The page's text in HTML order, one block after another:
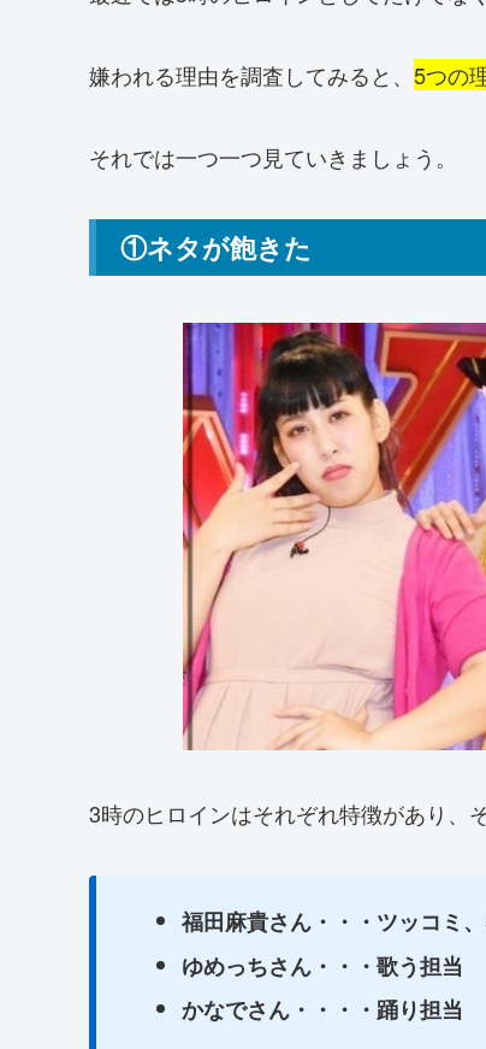
嫌われる理由を調査してみると、 5つの
それでは一つ一つ見ていきましょう。
①ネタが飽きた
3時のヒロインはそれぞれ特徴があり、
福田麻貴さん・・・ツッコミ
ゆめっちさん・・・歌う担当
かなでさん・・・・踊り担当